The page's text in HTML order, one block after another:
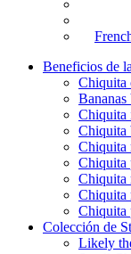
Beneficios de
Chiquita
Bananas
Chiquita
Chiquita
Chiquita
Chiquita
Chiquita
Chiquita
Chiquita
Colección de
Likely